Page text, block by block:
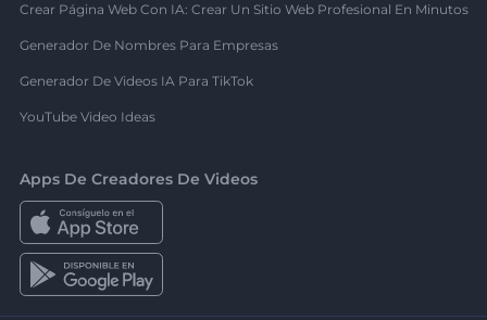
Crear Página Web Con IA: Crear Un Sitio Web Profesional En Minutos
Generador De Nombres Para Empresas
Generador De Videos IA Para TikTok
YouTube Video Ideas
Apps De Creadores De Videos